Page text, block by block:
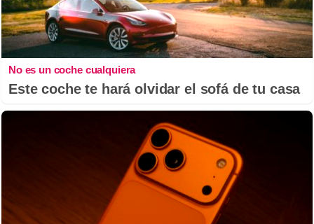
No es un coche cualquiera
Este coche te hará olvidar el sofá de tu casa